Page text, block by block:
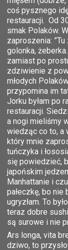
coś pysznego
restauracji. Od
smak Polaków.
zaproszenia:
golonka,
zamiast po
zdziwienie z
młodych
przypomina im
Jorku byłam po
restauracji.
a nogi mieliśmy
wiedząc co to, a
który mnie
tuńczyka i
się powiedzieć,
japońskim
Manhattanie i
pałeczkę, bo nie
ugryzłam. To
teraz dobre
są surowe i nie
Ars longa, vita
dziwo, to